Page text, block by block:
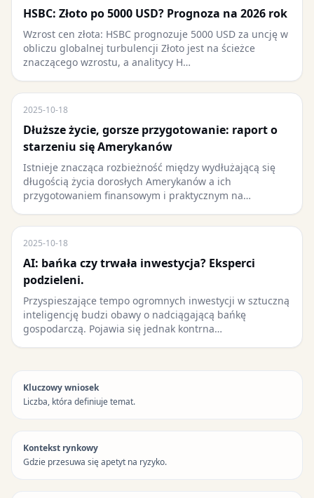
HSBC: Złoto po 5000 USD? Prognoza na 2026 rok
Wzrost cen złota: HSBC prognozuje 5000 USD za uncję w
obliczu globalnej turbulencji Złoto jest na ścieżce
znaczącego wzrostu, a analitycy H…
2025-10-18
Dłuższe życie, gorsze przygotowanie: raport o
starzeniu się Amerykanów
Istnieje znacząca rozbieżność między wydłużającą się
długością życia dorosłych Amerykanów a ich
przygotowaniem finansowym i praktycznym na…
2025-10-18
AI: bańka czy trwała inwestycja? Eksperci
podzieleni.
Przyspieszające tempo ogromnych inwestycji w sztuczną
inteligencję budzi obawy o nadciągającą bańkę
gospodarczą. Pojawia się jednak kontrna…
Kluczowy wniosek
Liczba, która definiuje temat.
Kontekst rynkowy
Gdzie przesuwa się apetyt na ryzyko.